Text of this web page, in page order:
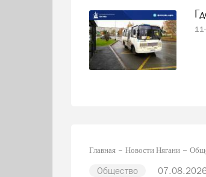
Главная Новости Нягани
Общество